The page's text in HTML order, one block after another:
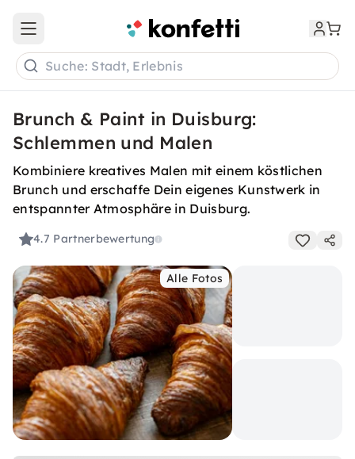
Open main menu
Suche: Stadt, Erlebnis
Brunch & Paint in Duisburg:
Schlemmen und Malen
Kombiniere kreatives Malen mit einem köstlichen
Brunch und erschaffe Dein eigenes Kunstwerk in
entspannter Atmosphäre in Duisburg.
4.7 Partnerbewertung
Alle Fotos